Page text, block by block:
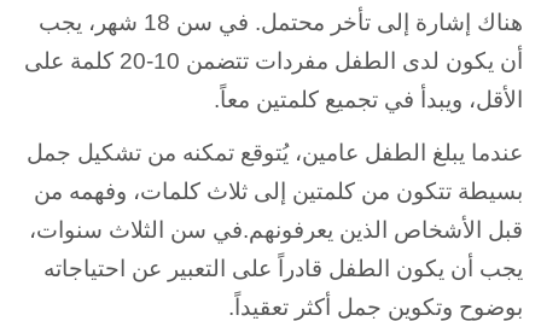
هناك إشارة إلى تأخر محتمل. في سن 18 شهر، يجب
أن يكون لدى الطفل مفردات تتضمن 10-20 كلمة على
الأقل، ويبدأ في تجميع كلمتين معاً.
عندما يبلغ الطفل عامين، يُتوقع تمكنه من تشكيل جمل
بسيطة تتكون من كلمتين إلى ثلاث كلمات، وفهمه من
قبل الأشخاص الذين يعرفونهم.في سن الثلاث سنوات،
يجب أن يكون الطفل قادراً على التعبير عن احتياجاته
بوضوح وتكوين جمل أكثر تعقيداً.